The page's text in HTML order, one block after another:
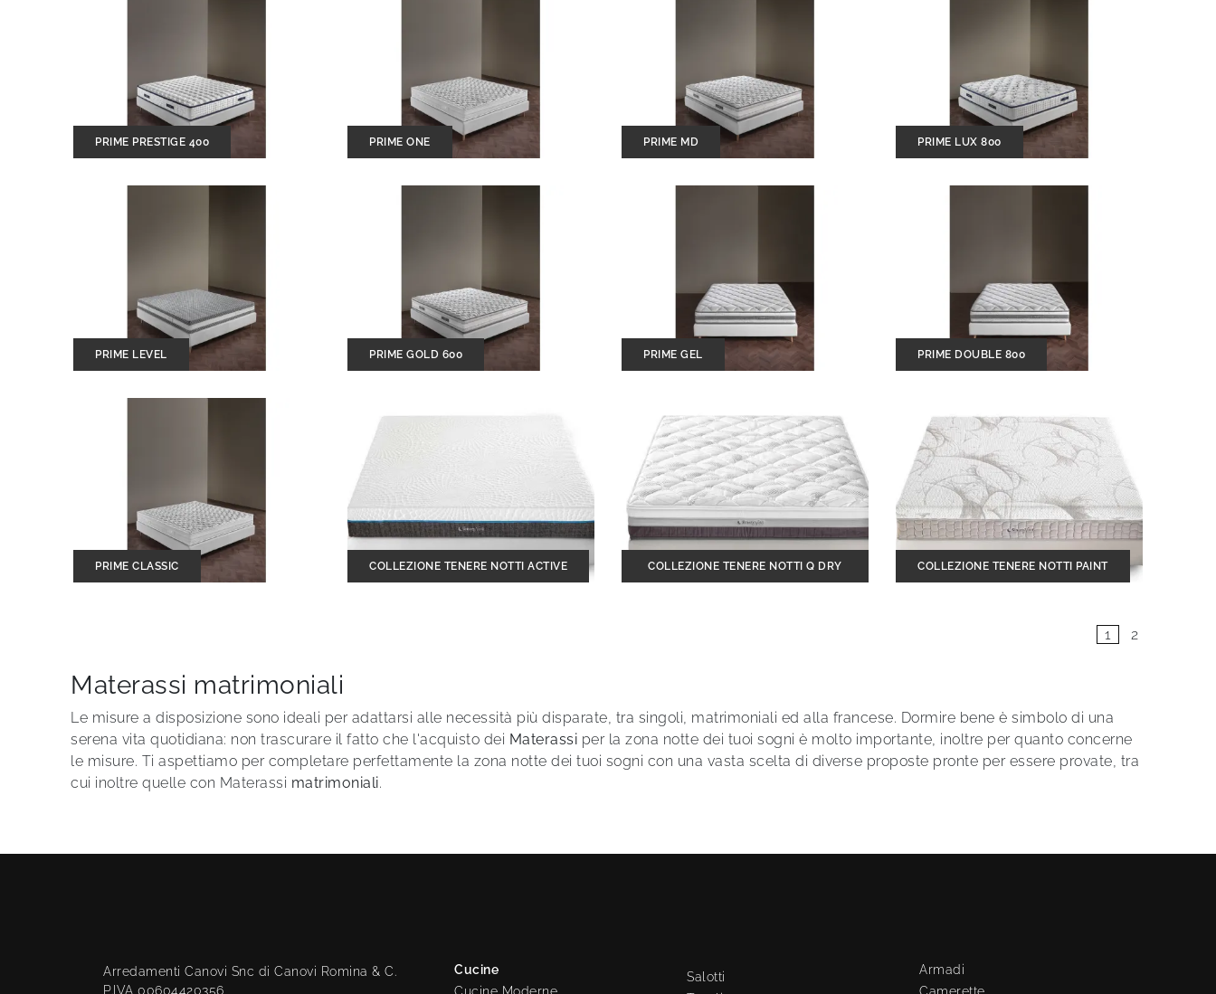
PRIME PRESTIGE 400 PRIME ONE PRIME MD PRIME LUX 800
PRIME LEVEL PRIME GOLD 600 PRIME GEL PRIME DOUBLE 800
PRIME CLASSIC COLLEZIONE TENERE NOTTI ACTIVE COLLEZIONE TENERE NOTTI Q DRY COLLEZIONE TENERE NOTTI PAINT
1 2
Materassi matrimoniali
Le misure a disposizione sono ideali per adattarsi alle necessità più disparate, tra singoli, matrimoniali ed alla francese. Dormire bene è simbolo di una
serena vita quotidiana: non trascurare il fatto che l'acquisto dei Materassi per la zona notte dei tuoi sogni è molto importante, inoltre per quanto concerne
le misure. Ti aspettiamo per completare perfettamente la zona notte dei tuoi sogni con una vasta scelta di diverse proposte pronte per essere provate, tra
cui inoltre quelle con Materassi matrimoniali.
Arredamenti Canovi Snc di Canovi Romina & C.
P.IVA 00604420356
Cucine
Salotti
Armadi